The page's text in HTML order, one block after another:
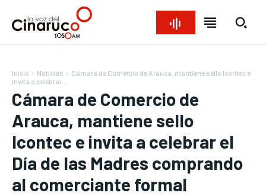
Bienvenido a La Voz del Cinaruco
Bienvenido a La Voz del Cinaruco
Bienvenido a La Voz del Cinaruco
Bienvenido a La Voz del Cinaruco
Inicio Noticias
Cámara de Comercio de Arauca, mantiene sello Icontec e
invita a celebrar...
Cámara de Comercio de
Arauca, mantiene sello
Icontec e invita a celebrar el
Día de las Madres comprando
al comerciante formal